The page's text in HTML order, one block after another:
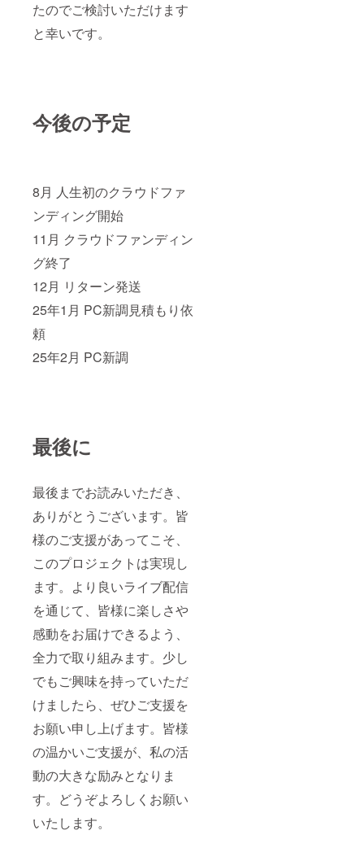
たのでご検討いただけます
と幸いです。
今後の予定
8月 人生初のクラウドファ
ンディング開始
11月 クラウドファンディン
グ終了
12月 リターン発送
25年1月 PC新調見積もり依
頼
25年2月 PC新調
最後に
最後までお読みいただき、
ありがとうございます。皆
様のご支援があってこそ、
このプロジェクトは実現し
ます。より良いライブ配信
を通じて、皆様に楽しさや
感動をお届けできるよう、
全力で取り組みます。少し
でもご興味を持っていただ
けましたら、ぜひご支援を
お願い申し上げます。皆様
の温かいご支援が、私の活
動の大きな励みとなりま
す。どうぞよろしくお願い
いたします。